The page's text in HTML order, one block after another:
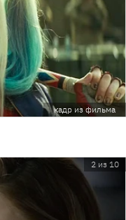
кадр из фильма
2 из 10